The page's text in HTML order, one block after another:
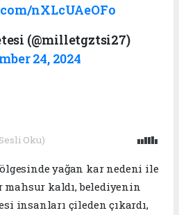
nXLcUAeOFo
(@milletgztsi27)
24, 2024
Oku)
yağan kar nedeni ile
kaldı, belediyenin
insanları çileden çıkardı,